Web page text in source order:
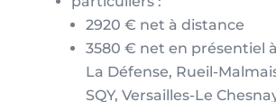
2920 € net à distance
3580 € net en présentiel
La Défense, Rueil-
SQY, Versailles-Le